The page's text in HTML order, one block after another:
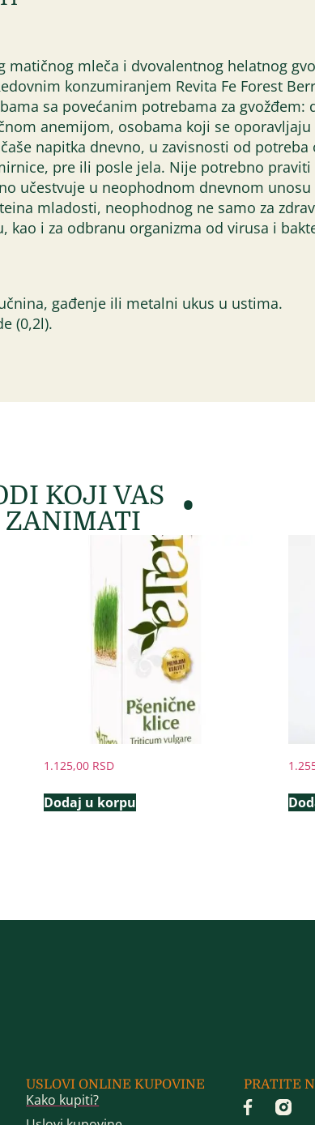
mleča i dvovalentnog helatnog
konzumiranjem Revita Fe Forest
sa povećanim potrebama za gvožđem:
anemijom, osobama koji se
napitka dnevno, u zavisnosti od potreba
pre ili posle jela. Nije potrebno praviti
učestvuje u neophodnom dnevnom
mladosti, neophodnog ne samo za
i za odbranu organizma od virusa i
gađenje ili metalni ukus u ustima.
(0,2l).
KOJI VAS
ZANIMATI
1.125,00 RSD
Dodaj u korpu
USLOVI ONLINE KUPOVINE
Kako kupiti?
PRATITE